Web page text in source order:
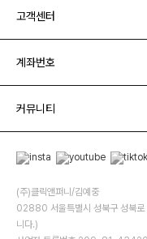
고객센터
계좌번호
커뮤니티
(주)클릭앤퍼니/김예중
02880 서울특별시 성북구 성북로
니다.)